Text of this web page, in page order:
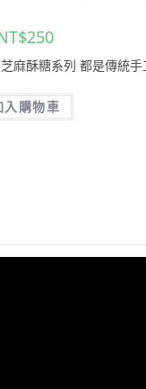
250
麻酥糖系列 都是傳統
入購物車